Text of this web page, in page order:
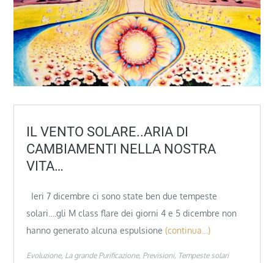
IL VENTO SOLARE..ARIA DI
CAMBIAMENTI NELLA NOSTRA
VITA…
Ieri 7 dicembre ci sono state ben due tempeste
solari….gli M class flare dei giorni 4 e 5 dicembre non
hanno generato alcuna espulsione (continua…)
Evoluzione La grande Purificazione Previsioni Tempeste solari